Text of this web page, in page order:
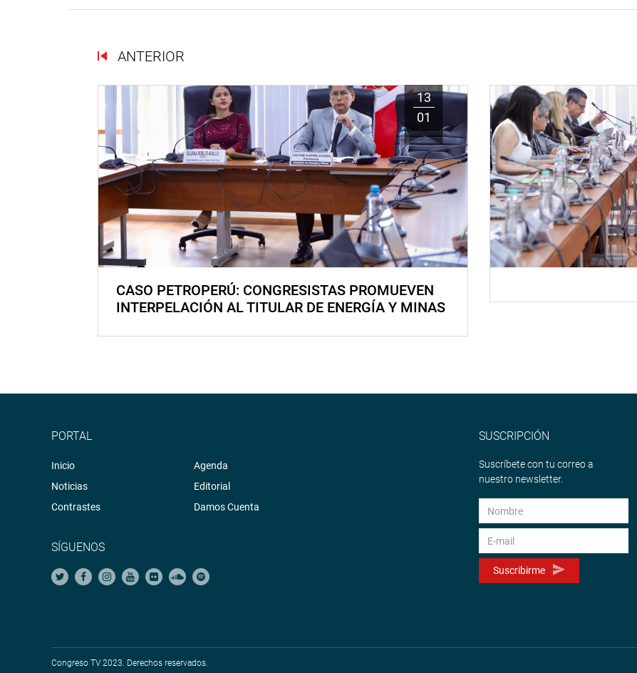
ANTERIOR
13
01
CASO PETROPERÚ: CONGRESISTAS PROMUEVEN
INTERPELACIÓN AL TITULAR DE ENERGÍA Y MINAS
PORTAL
Inicio
Noticias
Contrastes
Agenda
Editorial
Damos Cuenta
SÍGUENOS
SUSCRIPCIÓN
Suscríbete con tu correo a
nuestro newsletter.
Suscribirme
Congreso TV 2023. Derechos reservados.